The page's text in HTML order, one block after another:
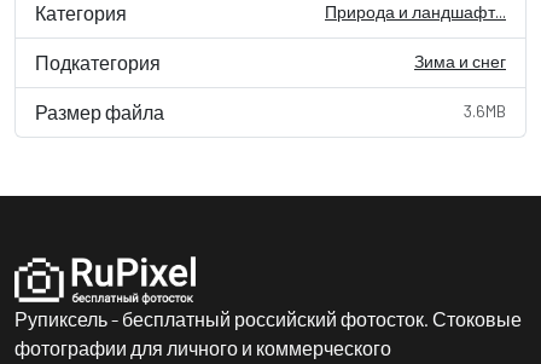
Категория Природа и ландшафт...
Подкатегория Зима и снег
Размер файла 3.6MB
Рупиксель - бесплатный российский фотосток. Стоковые
фотографии для личного и коммерческого